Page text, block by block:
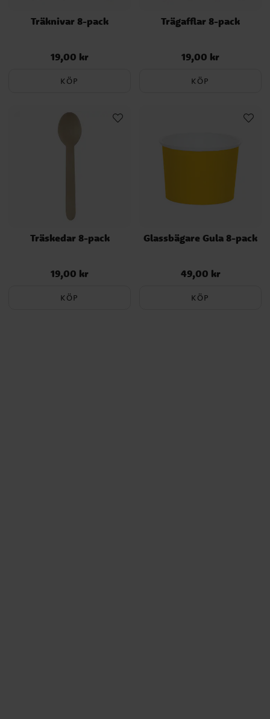
Träknivar 8-pack
Pris:19,00 kr
19,00 kr
KÖP
Trägafflar 8-pack
Pris:19,00 kr
19,00 kr
KÖP
Träskedar 8-pack
Pris:19,00 kr
19,00 kr
KÖP
Glassbägare Gula 8-pack
Pris:49,00 kr
49,00 kr
KÖP